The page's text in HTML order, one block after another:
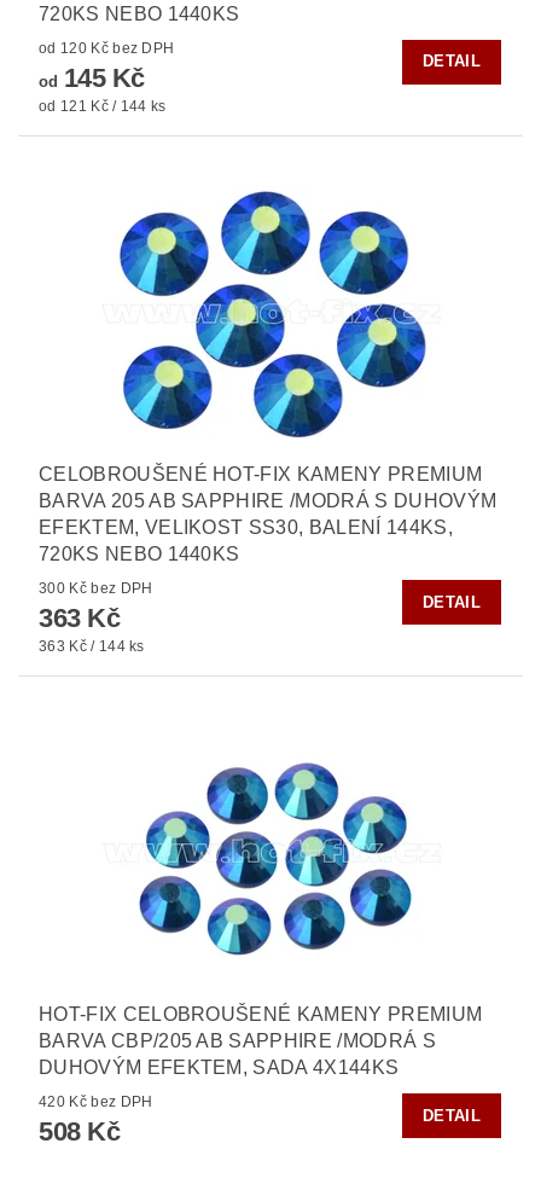
720KS NEBO 1440KS
od 120 Kč bez DPH
od 145 Kč
od 121 Kč / 144 ks
DETAIL
CELOBROUŠENÉ HOT-FIX KAMENY PREMIUM
BARVA 205 AB SAPPHIRE /MODRÁ S DUHOVÝM
EFEKTEM, VELIKOST SS30, BALENÍ 144KS,
720KS NEBO 1440KS
300 Kč bez DPH
363 Kč
363 Kč / 144 ks
DETAIL
HOT-FIX CELOBROUŠENÉ KAMENY PREMIUM
BARVA CBP/205 AB SAPPHIRE /MODRÁ S
DUHOVÝM EFEKTEM, SADA 4X144KS
420 Kč bez DPH
508 Kč
DETAIL